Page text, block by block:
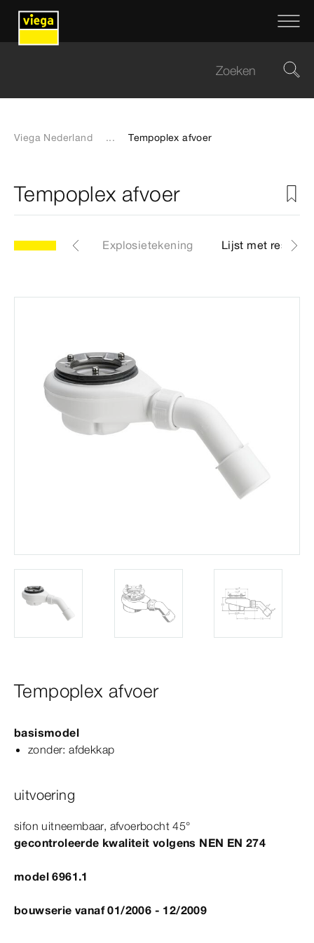
Viega Nederland ... Tempoplex afvoer
Tempoplex afvoer
Artikelen Explosietekening Lijst met
Tempoplex afvoer
basismodel
zonder: afdekkap
uitvoering
sifon uitneembaar, afvoerbocht45°
gecontroleerde kwaliteit volgens NEN EN 274
model 6961.1
bouwserie vanaf 01/2006 - 12/2009